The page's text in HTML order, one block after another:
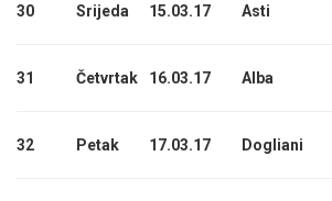
30 Srijeda 15.03.17 Asti
31 Četvrtak 16.03.17 Alba
32 Petak 17.03.17 Dogliani